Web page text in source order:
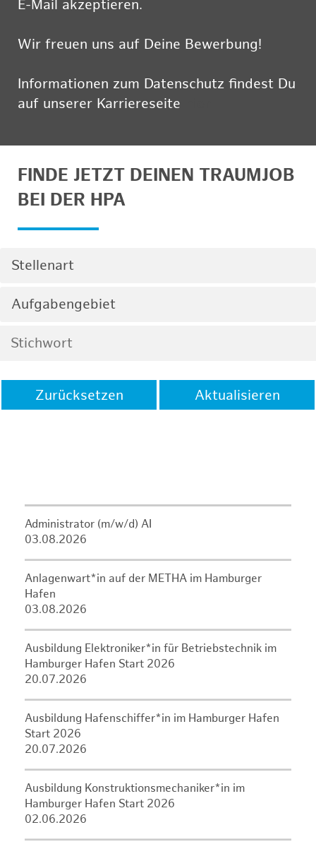
E-Mail akzeptieren.
Wir freuen uns auf Deine Bewerbung!
Informationen zum Datenschutz findest Du
auf unserer Karriereseite
FINDE JETZT DEINEN TRAUMJOB
BEI DER HPA
Stellenart
Aufgabengebiet
Zurücksetzen Aktualisieren
Administrator (m/w/d) AI
03.08.2026
Anlagenwart*in auf der METHA im Hamburger
Hafen
03.08.2026
Ausbildung Elektroniker*in für Betriebstechnik im
Hamburger Hafen Start 2026
20.07.2026
Ausbildung Hafenschiffer*in im Hamburger Hafen
Start 2026
20.07.2026
Ausbildung Konstruktionsmechaniker*in im
Hamburger Hafen Start 2026
02.06.2026